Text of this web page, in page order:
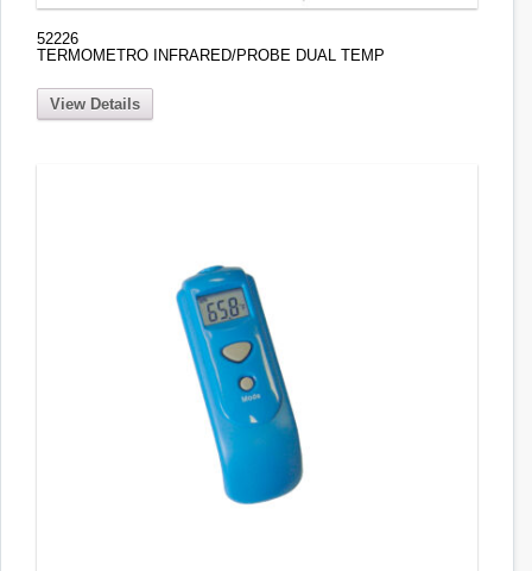
52226
TERMOMETRO INFRARED/PROBE DUAL TEMP
View Details